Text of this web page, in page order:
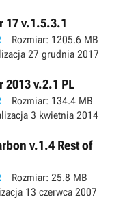
17 v.1.5.3.1
Rozmiar: 1205.6 MB
27 grudnia 2017
v.2.1 PL
Rozmiar: 134.4 MB
3 kwietnia 2014
v.1.4 Rest of
Rozmiar: 25.8 MB
13 czerwca 2007